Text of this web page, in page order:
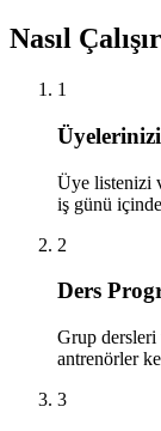
Nasıl
1
Üyelerinizi
Üye listenizi
iş günü
2
Ders
Grup dersleri
antrenörler
3